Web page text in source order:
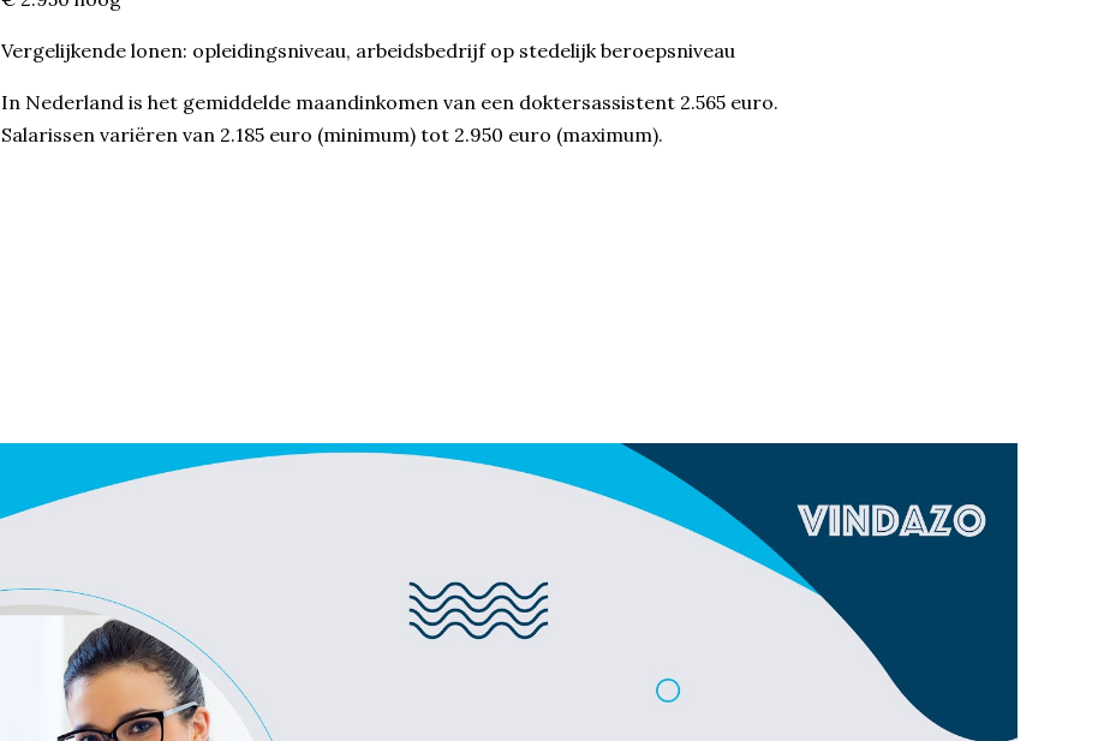
Vergelijkende lonen: opleidingsniveau, arbeidsbedrijf op stedelijk beroepsniveau
In Nederland is het gemiddelde maandinkomen van een doktersassistent 2.565 euro.
Salarissen variëren van 2.185 euro (minimum) tot 2.950 euro (maximum).